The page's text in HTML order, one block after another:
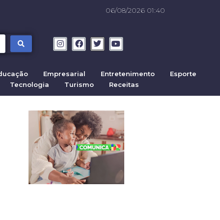
06/08/2026 01:40
Empresarial Entretenimento
Esporte
Tecnologia Turismo Receitas